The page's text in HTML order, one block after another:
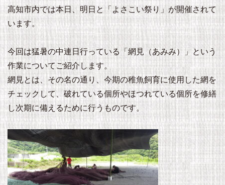
高知市内では本日、明日と「よさこい祭り」が開催されて
います。
今回は猛暑の中連日行っている「網見（あみみ）」という
作業についてご紹介します。
網見とは、その名の通り、今期の稚魚飼育に使用した網を
チェックして、破れている個所やほつれている個所を修繕
し次期に備えるために行うものです。